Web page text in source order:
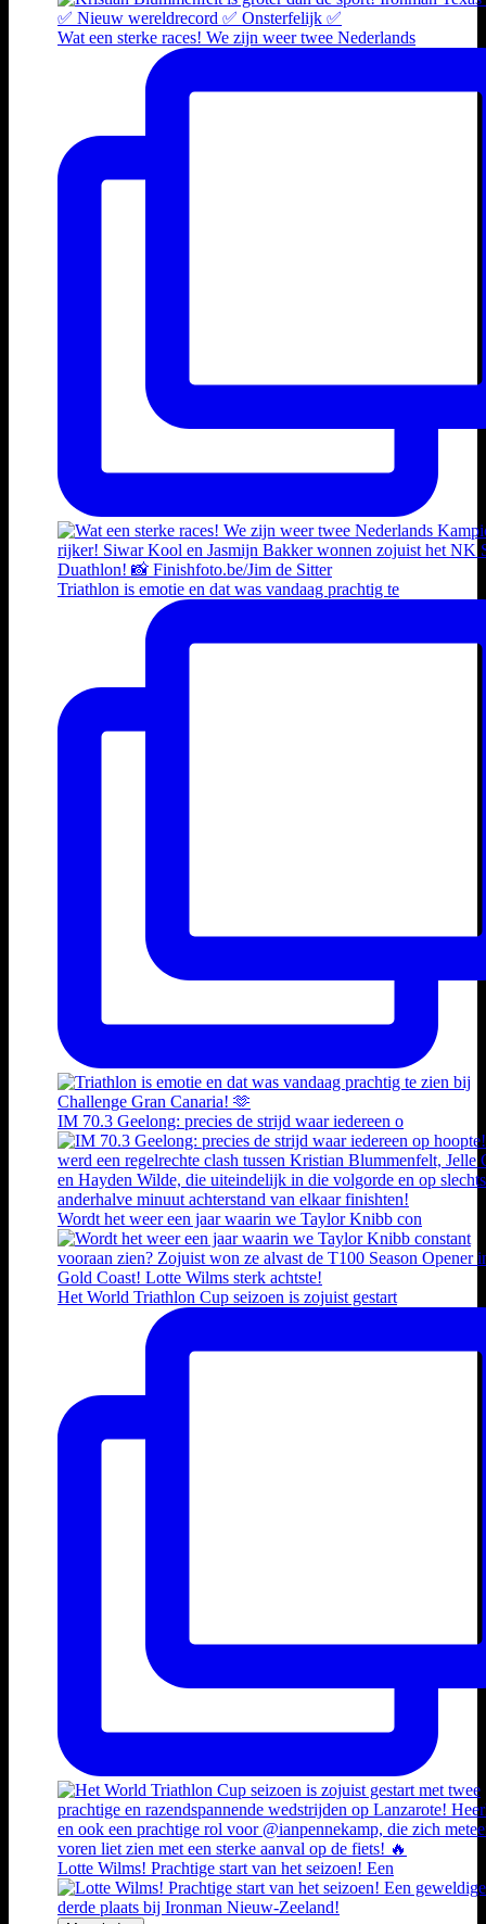
Wat een sterke races! We zijn weer twee Nederlands
Triathlon is emotie en dat was vandaag prachtig te
IM 70.3 Geelong: precies de strijd waar iedereen o
Wordt het weer een jaar waarin we Taylor Knibb con
Het World Triathlon Cup seizoen is zojuist gestart
Lotte Wilms! Prachtige start van het seizoen! Een